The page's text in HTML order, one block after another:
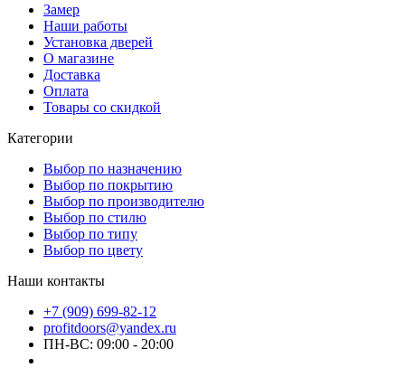
Замер
Наши работы
Установка дверей
О магазине
Доставка
Оплата
Товары со скидкой
Категории
Выбор по назначению
Выбор по покрытию
Выбор по производителю
Выбор по стилю
Выбор по типу
Выбор по цвету
Наши контакты
+7 (909) 699-82-12
profitdoors@yandex.ru
ПН-ВС: 09:00 - 20:00